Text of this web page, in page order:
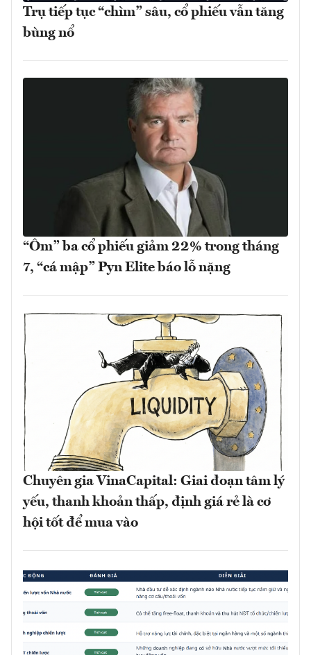
Trụ tiếp tục “chìm” sâu, cổ phiếu vẫn tăng
bùng nổ
“Ôm” ba cổ phiếu giảm 22% trong tháng
7, “cá mập” Pyn Elite báo lỗ nặng
Chuyên gia VinaCapital: Giai đoạn tâm lý
yếu, thanh khoản thấp, định giá rẻ là cơ
hội tốt để mua vào